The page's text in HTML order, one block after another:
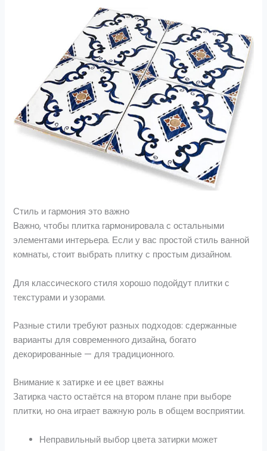
Стиль и гармония это важно
Важно, чтобы плитка гармонировала с остальными
элементами интерьера. Если у вас простой стиль ванной
комнаты, стоит выбрать плитку с простым дизайном.
Для классического стиля хорошо подойдут плитки с
текстурами и узорами.
Разные стили требуют разных подходов: сдержанные
варианты для современного дизайна, богато
декорированные — для традиционного.
Внимание к затирке и ее цвет важны
Затирка часто остаётся на втором плане при выборе
плитки, но она играет важную роль в общем восприятии.
Неправильный выбор цвета затирки может